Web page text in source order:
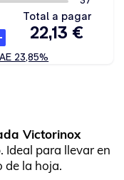
Victorinox
. Ideal para llevar en
de la hoja.